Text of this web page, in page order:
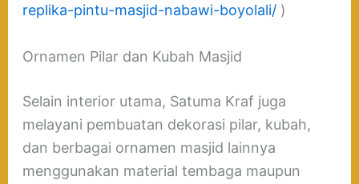
replika-pintu-masjid-nabawi-boyolali/)
Ornamen Pilar dan Kubah Masjid
Selain interior utama, Satuma Kraf juga
melayani pembuatan dekorasi pilar, kubah,
dan berbagai ornamen masjid lainnya
menggunakan material tembaga maupun